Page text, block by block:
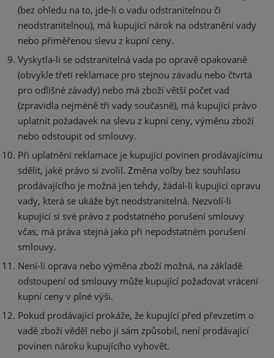
(bez ohledu na to, jde-li o vadu odstranitelnou či
neodstranitelnou), má kupující nárok na odstranění vady
nebo přiměřenou slevu z kupní ceny.
Vyskytla-li se odstranitelná vada po opravě opakovaně
(obvykle třetí reklamace pro stejnou závadu nebo čtvrtá
pro odlišné závady) nebo má zboží větší počet vad
(zpravidla nejméně tři vady současně), má kupující právo
uplatnit požadavek na slevu z kupní ceny, výměnu zboží
nebo odstoupit od smlouvy.
Při uplatnění reklamace je kupující povinen prodávajícímu
sdělit, jaké právo si zvolil. Změna volby bez souhlasu
prodávajícího je možná jen tehdy, žádal-li kupující opravu
vady, která se ukáže být neodstranitelná. Nezvolí-li
kupující si své právo z podstatného porušení smlouvy
včas, má práva stejná jako při nepodstatném porušení
smlouvy.
Není-li oprava nebo výměna zboží možná, na základě
odstoupení od smlouvy může kupující požadovat vrácení
kupní ceny v plné výši.
Pokud prodávající prokáže, že kupující před převzetím o
vadě zboží věděl nebo ji sám způsobil, není prodávající
povinen nároku kupujícího vyhovět.